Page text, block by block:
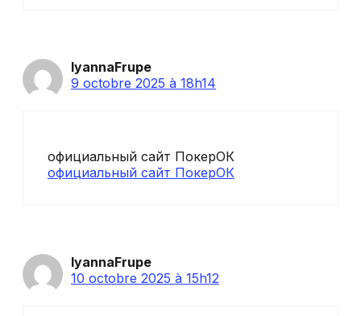
IyannaFrupe
9 octobre 2025 à 18h14
официальный сайт ПокерОК
официальный сайт ПокерОК
IyannaFrupe
10 octobre 2025 à 15h12